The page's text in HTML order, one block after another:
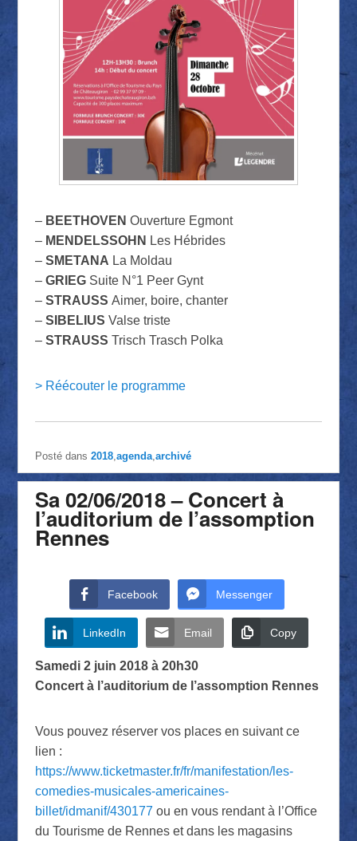
– BEETHOVEN Ouverture Egmont
– MENDELSSOHN Les Hébrides
– SMETANA La Moldau
– GRIEGSuite N°1 Peer Gynt
– STRAUSS Aimer, boire, chanter
– SIBELIUS Valse triste
– STRAUSS Trisch Trasch Polka
> Réécouter le programme
Posté dans 2018,agenda,archivé
Sa 02/06/2018 – Concert à
l’auditorium de l’assomption
Rennes
Facebook Messenger
LinkedIn Email Copy
Samedi 2 juin 2018 à 20h30
Concert à l’auditorium de l’assomption Rennes
Vous pouvez réserver vos places en suivant ce
lien :
https://www.ticketmaster.fr/fr/manifestation/les-
comedies-musicales-americaines-
billet/idmanif/430177 ou en vous rendant à l’Office
du Tourisme de Rennes et dans les magasins